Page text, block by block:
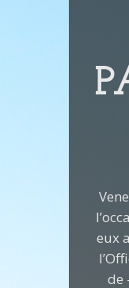
eux
de